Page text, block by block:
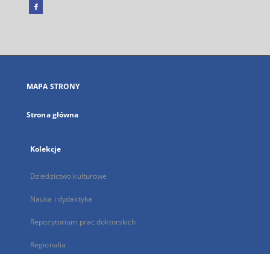
Facebook
się
karcie
MAPA STRONY
Strona główna
Kolekcje
Dziedzictwo kulturowe
Nauka i dydaktyka
Repozytorium prac doktorskich
Regionalia